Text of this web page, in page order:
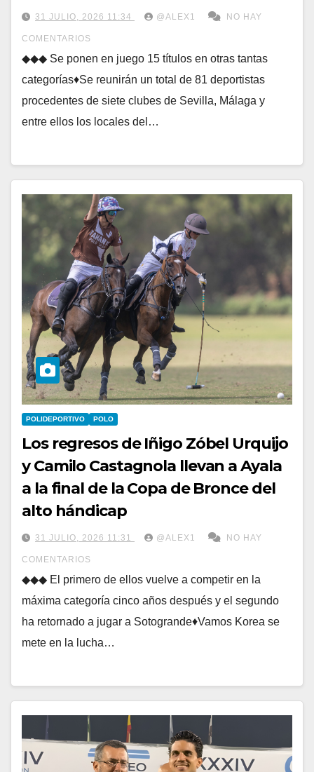
31 JULIO, 2026 11:34 @ALEX1 NO HAY
COMENTARIOS
◆◆◆ Se ponen en juego 15 títulos en otras tantas
categorías♦Se reunirán un total de 81 deportistas
procedentes de siete clubes de Sevilla, Málaga y
entre ellos los locales del…
POLIDEPORTIVO POLO
Los regresos de Iñigo Zóbel Urquijo
y Camilo Castagnola llevan a Ayala
a la final de la Copa de Bronce del
alto hándicap
31 JULIO, 2026 11:31 @ALEX1 NO HAY
COMENTARIOS
◆◆◆ El primero de ellos vuelve a competir en la
máxima categoría cinco años después y el segundo
ha retornado a jugar a Sotogrande♦Vamos Korea se
mete en la lucha…